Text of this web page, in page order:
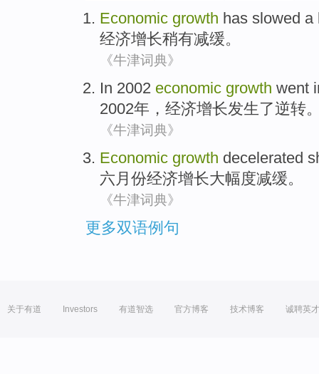
Economic growth has slowed a
经济增长稍有减缓。
《牛津词典》
In 2002 economic growth went
2002年， 经济增长发生了逆转
《牛津词典》
Economic growth decelerated
六月份经济增长大幅度减缓。
《牛津词典》
更多双语例句
关于有道 Investors 有道智选 官方博客 技术博客 诚聘英才